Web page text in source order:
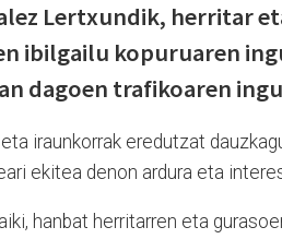
Lertxundik, herritar
ibilgailu kopuruaren
dagoen trafikoaren
iraunkorrak eredutzat
ekitea denon ardura eta
hanbat herritarren eta